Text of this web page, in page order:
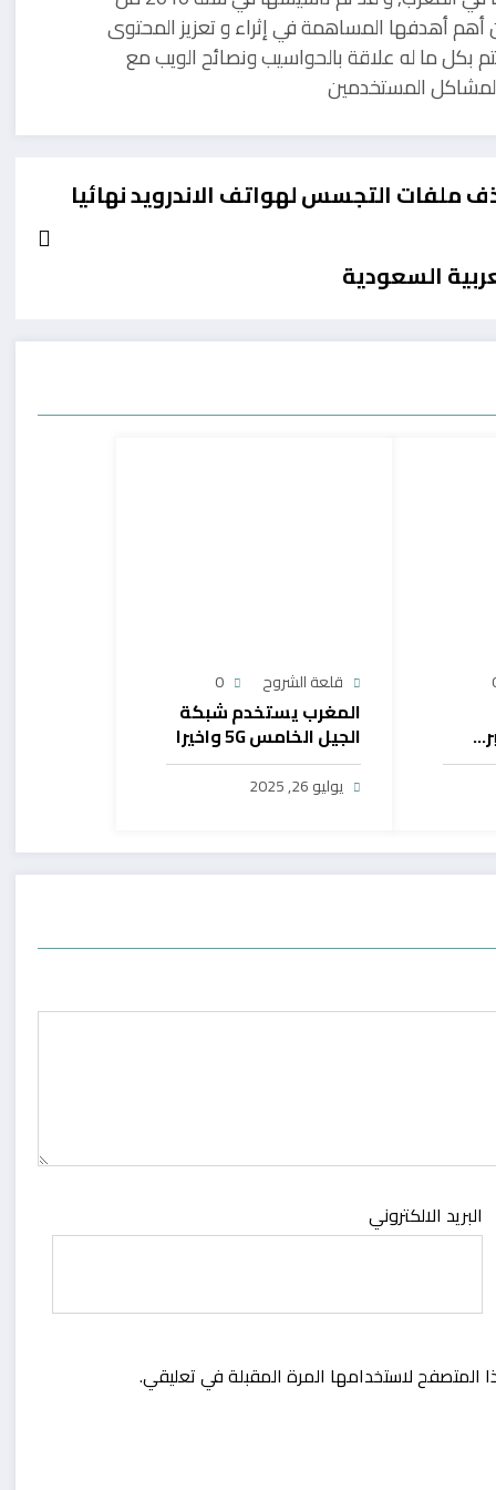
أهدفها المساهمة في إثراء و تعزيز المحتوى
بكل ما له علاقة بالحواسيب ونصائح الويب مع
لمشاكل المستخدمين
ملفات التجسس لهواتف الاندرويد نهائيا
السعودية
قلعة الشروح 0
المغرب يستخدم شبكة
الجيل الخامس 5G واخيرا
يوليو 26, 2025
البريد الالكتروني
المتصفح لاستخدامها المرة المقبلة في تعليقي.